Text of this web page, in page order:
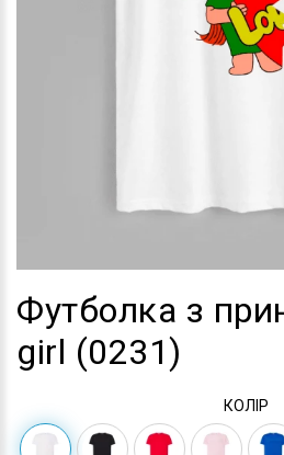
Футболка з
girl (0231)
КОЛІР